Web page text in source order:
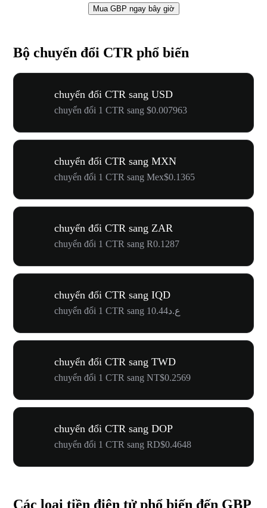
Mua GBP ngay bây giờ
Bộ chuyển đổi CTR phổ biến
chuyển đổi CTR sang USD
chuyển đổi 1 CTR sang $0.007963
chuyển đổi CTR sang MXN
chuyển đổi 1 CTR sang Mex$0.1365
chuyển đổi CTR sang ZAR
chuyển đổi 1 CTR sang R0.1287
chuyển đổi CTR sang IQD
chuyển đổi 1 CTR sang ع.د10.44
chuyển đổi CTR sang TWD
chuyển đổi 1 CTR sang NT$0.2569
chuyển đổi CTR sang DOP
chuyển đổi 1 CTR sang RD$0.4648
Các loại tiền điện tử phổ biến đến GBP